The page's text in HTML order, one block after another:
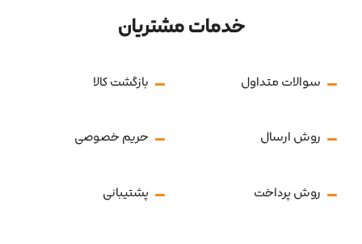
خدمات مشتریان
سوالات متداول بازگشت کالا
روش ارسال حریم خصوصی
روش پرداخت پشتیبانی